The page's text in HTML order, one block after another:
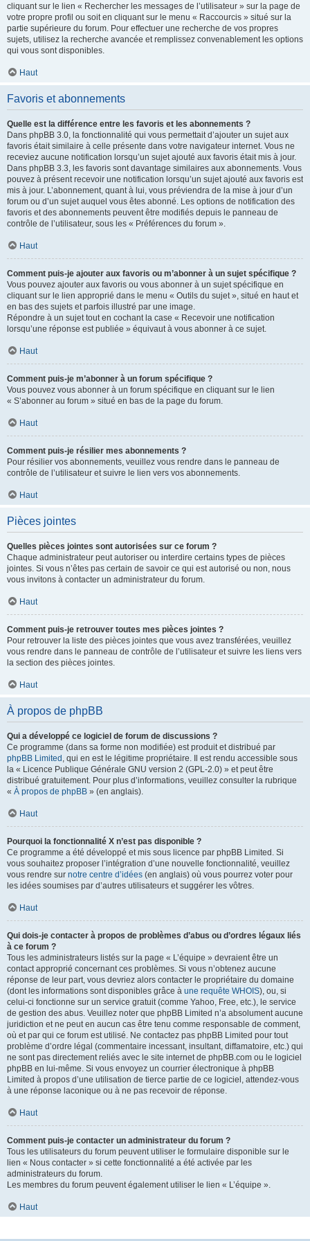
cliquant sur le lien « Rechercher les messages de l’utilisateur » sur la page de
votre propre profil ou soit en cliquant sur le menu « Raccourcis » situé sur la
partie supérieure du forum. Pour effectuer une recherche de vos propres
sujets, utilisez la recherche avancée et remplissez convenablement les options
qui vous sont disponibles.
Haut
Favoris et abonnements
Quelle est la différence entre les favoris et les abonnements ?
Dans phpBB 3.0, la fonctionnalité qui vous permettait d’ajouter un sujet aux
favoris était similaire à celle présente dans votre navigateur internet. Vous ne
receviez aucune notification lorsqu’un sujet ajouté aux favoris était mis à jour.
Dans phpBB 3.3, les favoris sont davantage similaires aux abonnements. Vous
pouvez à présent recevoir une notification lorsqu’un sujet ajouté aux favoris est
mis à jour. L’abonnement, quant à lui, vous préviendra de la mise à jour d’un
forum ou d’un sujet auquel vous êtes abonné. Les options de notification des
favoris et des abonnements peuvent être modifiés depuis le panneau de
contrôle de l’utilisateur, sous les « Préférences du forum ».
Haut
Comment puis-je ajouter aux favoris ou m’abonner à un sujet spécifique ?
Vous pouvez ajouter aux favoris ou vous abonner à un sujet spécifique en
cliquant sur le lien approprié dans le menu « Outils du sujet », situé en haut et
en bas des sujets et parfois illustré par une image.
Répondre à un sujet tout en cochant la case « Recevoir une notification
lorsqu’une réponse est publiée » équivaut à vous abonner à ce sujet.
Haut
Comment puis-je m’abonner à un forum spécifique ?
Vous pouvez vous abonner à un forum spécifique en cliquant sur le lien
« S’abonner au forum » situé en bas de la page du forum.
Haut
Comment puis-je résilier mes abonnements ?
Pour résilier vos abonnements, veuillez vous rendre dans le panneau de
contrôle de l’utilisateur et suivre le lien vers vos abonnements.
Haut
Pièces jointes
Quelles pièces jointes sont autorisées sur ce forum ?
Chaque administrateur peut autoriser ou interdire certains types de pièces
jointes. Si vous n’êtes pas certain de savoir ce qui est autorisé ou non, nous
vous invitons à contacter un administrateur du forum.
Haut
Comment puis-je retrouver toutes mes pièces jointes ?
Pour retrouver la liste des pièces jointes que vous avez transférées, veuillez
vous rendre dans le panneau de contrôle de l’utilisateur et suivre les liens vers
la section des pièces jointes.
Haut
À propos de phpBB
Qui a développé ce logiciel de forum de discussions ?
Ce programme (dans sa forme non modifiée) est produit et distribué par
phpBB Limited , qui en est le légitime propriétaire. Il est rendu accessible sous
la « Licence Publique Générale GNU version 2 (GPL-2.0) » et peut être
distribué gratuitement. Pour plus d’informations, veuillez consulter la rubrique
« À propos de phpBB » (en anglais).
Haut
Pourquoi la fonctionnalité X n’est pas disponible ?
Ce programme a été développé et mis sous licence par phpBB Limited. Si
vous souhaitez proposer l’intégration d’une nouvelle fonctionnalité, veuillez
vous rendre sur notre centre d’idées (en anglais) où vous pourrez voter pour
les idées soumises par d’autres utilisateurs et suggérer les vôtres.
Haut
Qui dois-je contacter à propos de problèmes d’abus ou d’ordres légaux liés
à ce forum ?
Tous les administrateurs listés sur la page « L’équipe » devraient être un
contact approprié concernant ces problèmes. Si vous n’obtenez aucune
réponse de leur part, vous devriez alors contacter le propriétaire du domaine
(dont les informations sont disponibles grâce à une requête WHOIS), ou, si
celui-ci fonctionne sur un service gratuit (comme Yahoo, Free, etc.), le service
de gestion des abus. Veuillez noter que phpBB Limited n’a absolument aucune
juridiction et ne peut en aucun cas être tenu comme responsable de comment,
où et par qui ce forum est utilisé. Ne contactez pas phpBB Limited pour tout
problème d’ordre légal (commentaire incessant, insultant, diffamatoire, etc.) qui
ne sont pas directement reliés avec le site internet de phpBB.com ou le logiciel
phpBB en lui-même. Si vous envoyez un courrier électronique à phpBB
Limited à propos d’une utilisation de tierce partie de ce logiciel, attendez-vous
à une réponse laconique ou à ne pas recevoir de réponse.
Haut
Comment puis-je contacter un administrateur du forum ?
Tous les utilisateurs du forum peuvent utiliser le formulaire disponible sur le
lien « Nous contacter » si cette fonctionnalité a été activée par les
administrateurs du forum.
Les membres du forum peuvent également utiliser le lien « L’équipe ».
Haut